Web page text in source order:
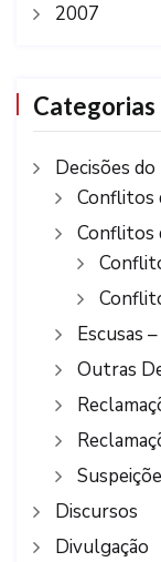
2007
Categorias
Decisões
Conflitos
Conflitos
Escusas
Outras
Discursos
Divulgação